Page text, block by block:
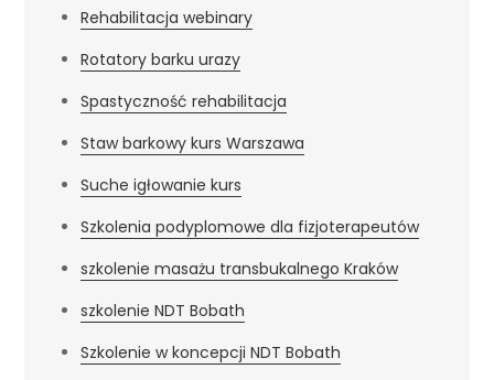
Rehabilitacja webinary
Rotatory barku urazy
Spastyczność rehabilitacja
Staw barkowy kurs Warszawa
Suche igłowanie kurs
Szkolenia podyplomowe dla fizjoterapeutów
szkolenie masażu transbukalnego Kraków
szkolenie NDT Bobath
Szkolenie w koncepcji NDT Bobath